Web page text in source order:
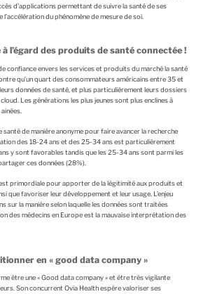
d’applications permettant de suivre la santé de ses
du phénomène de mesure de soi.
l’égard des produits de santé connectée !
confiance envers les services et produits du marché la santé
qu’un quart des consommateurs américains entre 35 et
données de santé, et plus particulièrement leurs dossiers
Les générations les plus jeunes sont plus enclines à
de manière anonyme pour faire avancer la recherche
des 18-24 ans et des 25-34 ans est particulièrement
y sont favorables tandis que les 25-34 ans sont parmi les
ces données (28%).
primordiale pour apporter de la légitimité aux produits et
que favoriser leur développement et leur usage. L’enjeu
sur la manière selon laquelle les données sont traitées
des médecins en Europe est la mauvaise interprétation des
en « good data company »
être une « Good data company » et être très vigilante
Son concurrent Ovia Health espère valoriser ses